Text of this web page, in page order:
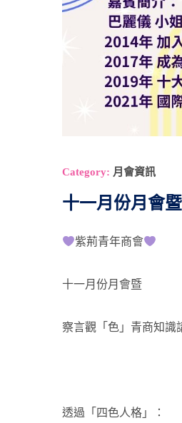
Category: 月會資訊
十一月份月會
紫荊青年商會
十一月份月會暨
察言觀「色」青商知識
透過「四色人格」：